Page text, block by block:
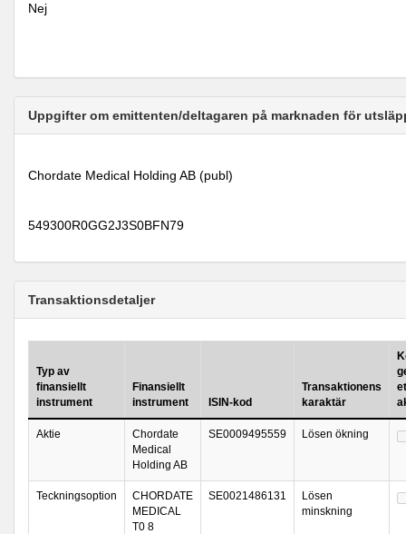
Nej
Uppgifter om emittenten/deltagaren på marknaden för
Chordate Medical Holding AB (publ)
549300R0GG2J3S0BFN79
Transaktionsdetaljer
Typ av
finansiellt
instrument
Finansiellt
instrument
ISIN-kod
Transaktionens
karaktär
Aktie
Chordate
Medical
Holding AB
SE0009495559 Lösen ökning
Teckningsoption
CHORDATE
MEDICAL
T0 8
SE0021486131
Lösen
minskning